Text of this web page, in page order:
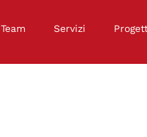
Team Servizi